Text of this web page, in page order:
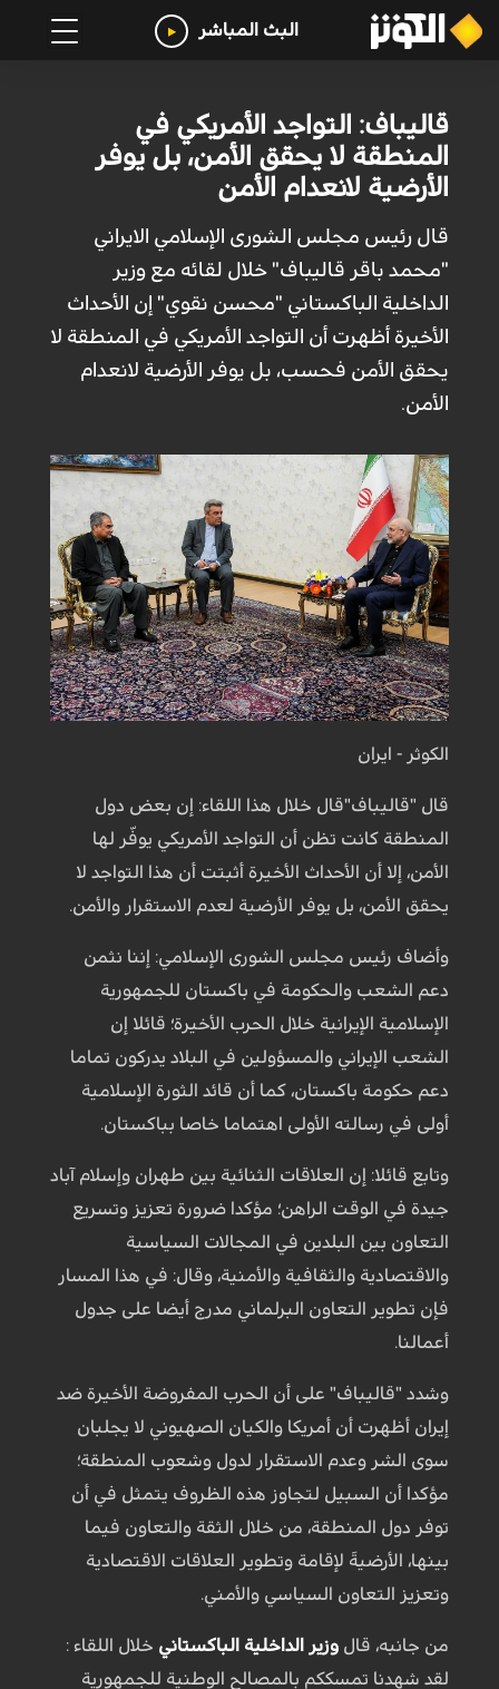
البث المباشر
قاليباف: التواجد الأمريكي في
المنطقة لا يحقق الأمن، بل يوفر
الأرضية لانعدام الأمن
قال رئيس مجلس الشورى الإسلامي الايراني
"محمد باقر قاليباف" خلال لقائه مع وزير
الداخلية الباكستاني "محسن نقوي" إن الأحداث
الأخيرة أظهرت أن التواجد الأمريكي في المنطقة لا
يحقق الأمن فحسب، بل يوفر الأرضية لانعدام
الأمن.
الكوثر - ايران
قال "قاليباف"قال خلال هذا اللقاء: إن بعض دول
المنطقة كانت تظن أن التواجد الأمريكي يوفّر لها
الأمن، إلا أن الأحداث الأخيرة أثبتت أن هذا التواجد لا
يحقق الأمن، بل يوفر الأرضية لعدم الاستقرار والأمن.
وأضاف رئيس مجلس الشورى الإسلامي: إننا نثمن
دعم الشعب والحكومة في باكستان للجمهورية
الإسلامية الإيرانية خلال الحرب الأخيرة؛ قائلا إن
الشعب الإيراني والمسؤولين في البلاد يدركون تماما
دعم حکومة باكستان، كما أن قائد الثورة الإسلامية
أولى في رسالته الأولى اهتماما خاصا بباكستان.
وتابع قائلا: إن العلاقات الثنائية بين طهران وإسلام آباد
جيدة في الوقت الراهن؛ مؤكدا ضرورة تعزيز وتسريع
التعاون بین البلدین في المجالات السياسية
والاقتصادية والثقافية والأمنية، وقال: في هذا المسار
فإن تطوير التعاون البرلماني مدرج أيضا على جدول
أعمالنا.
وشدد "قاليباف" على أن الحرب المفروضة الأخيرة ضد
إيران أظهرت أن أمريكا والكيان الصهيوني لا يجلبان
سوى الشر وعدم الاستقرار لدول وشعوب المنطقة؛
مؤکدا أن السبيل لتجاوز هذه الظروف يتمثل في أن
توفر دول المنطقة، من خلال الثقة والتعاون فيما
بينها، الأرضيةَ لإقامة وتطوير العلاقات الاقتصادية
وتعزيز التعاون السياسي والأمني.
من جانبه، قال وزير الداخلية الباكستاني خلال اللقاء :
لقد شهدنا تمسككم بالمصالح الوطنية للجمهورية